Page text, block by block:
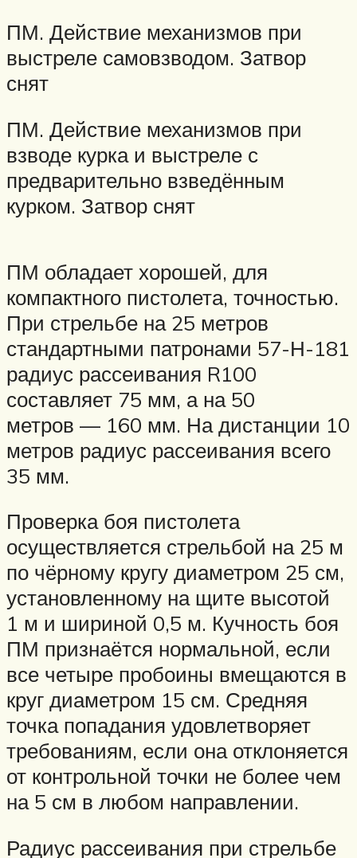
ПМ. Действие механизмов при
выстреле самовзводом. Затвор
снят
ПМ. Действие механизмов при
взводе курка и выстреле с
предварительно взведённым
курком. Затвор снят
ПМ обладает хорошей, для
компактного пистолета, точностью.
При стрельбе на 25 метров
стандартными патронами 57-Н-181
радиус рассеивания R100
составляет 75 мм, а на 50
метров — 160 мм. На дистанции 10
метров радиус рассеивания всего
35 мм.
Проверка боя пистолета
осуществляется стрельбой на 25 м
по чёрному кругу диаметром 25 см,
установленному на щите высотой
1 м и шириной 0,5 м. Кучность боя
ПМ признаётся нормальной, если
все четыре пробоины вмещаются в
круг диаметром 15 см. Средняя
точка попадания удовлетворяет
требованиям, если она отклоняется
от контрольной точки не более чем
на 5 см в любом направлении.
Радиус рассеивания при стрельбе